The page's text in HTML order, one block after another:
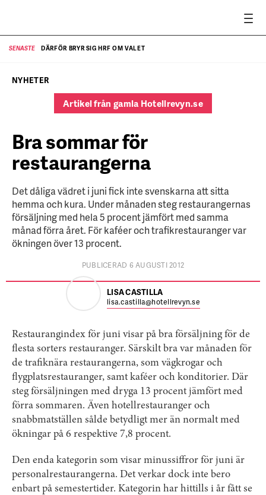
SENASTE DÄRFÖR BRYR SIG HRF OM VALET
NYHETER
Artikel från gamla Hotellrevyn.se
Bra sommar för
restaurangerna
Det dåliga vädret i juni fick inte svenskarna att sitta
hemma och kura. Under månaden steg restaurangernas
försäljning med hela 5 procent jämfört med samma
månad förra året. För kaféer och trafikrestauranger var
ökningen över 13 procent.
PUBLICERAD 6 AUGUSTI 2012
LISA CASTILLA
lisa.castilla@hotellrevyn.se
Restaurangindex för juni visar på bra försäljning för de
flesta sorters restauranger. Särskilt bra var månaden för
de trafiknära restaurangerna, som vägkrogar och
flygplatsrestauranger, samt kaféer och konditorier. Där
steg försäljningen med dryga 13 procent jämfört med
förra sommaren. Även hotellrestauranger och
snabbmatställen sålde betydligt mer än normalt med
ökningar på 6 respektive 7,8 procent.
Den enda kategorin som visar minussiffror för juni är
personalrestaurangerna. Det verkar dock inte bero
enbart på semestertider. Kategorin har hittills i år fått se